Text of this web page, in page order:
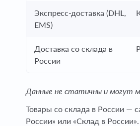
Экспресс-доставка (DHL,
EMS)
Доставка со склада в
России
Данные не статичны и могут
Товары со склада в России —
России» или «Склад в